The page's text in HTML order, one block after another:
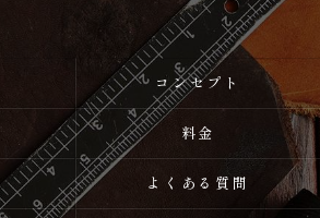
コンセプト
料金
よくある質問